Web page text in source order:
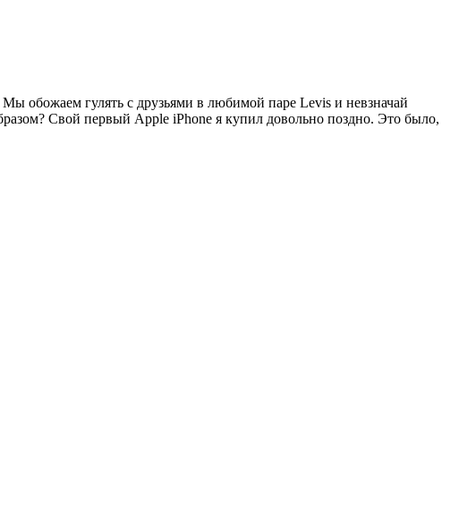
обожаем гулять с друзьями в любимой паре Levis и невзначай
Свой первый Apple iPhone я купил довольно поздно. Это было,